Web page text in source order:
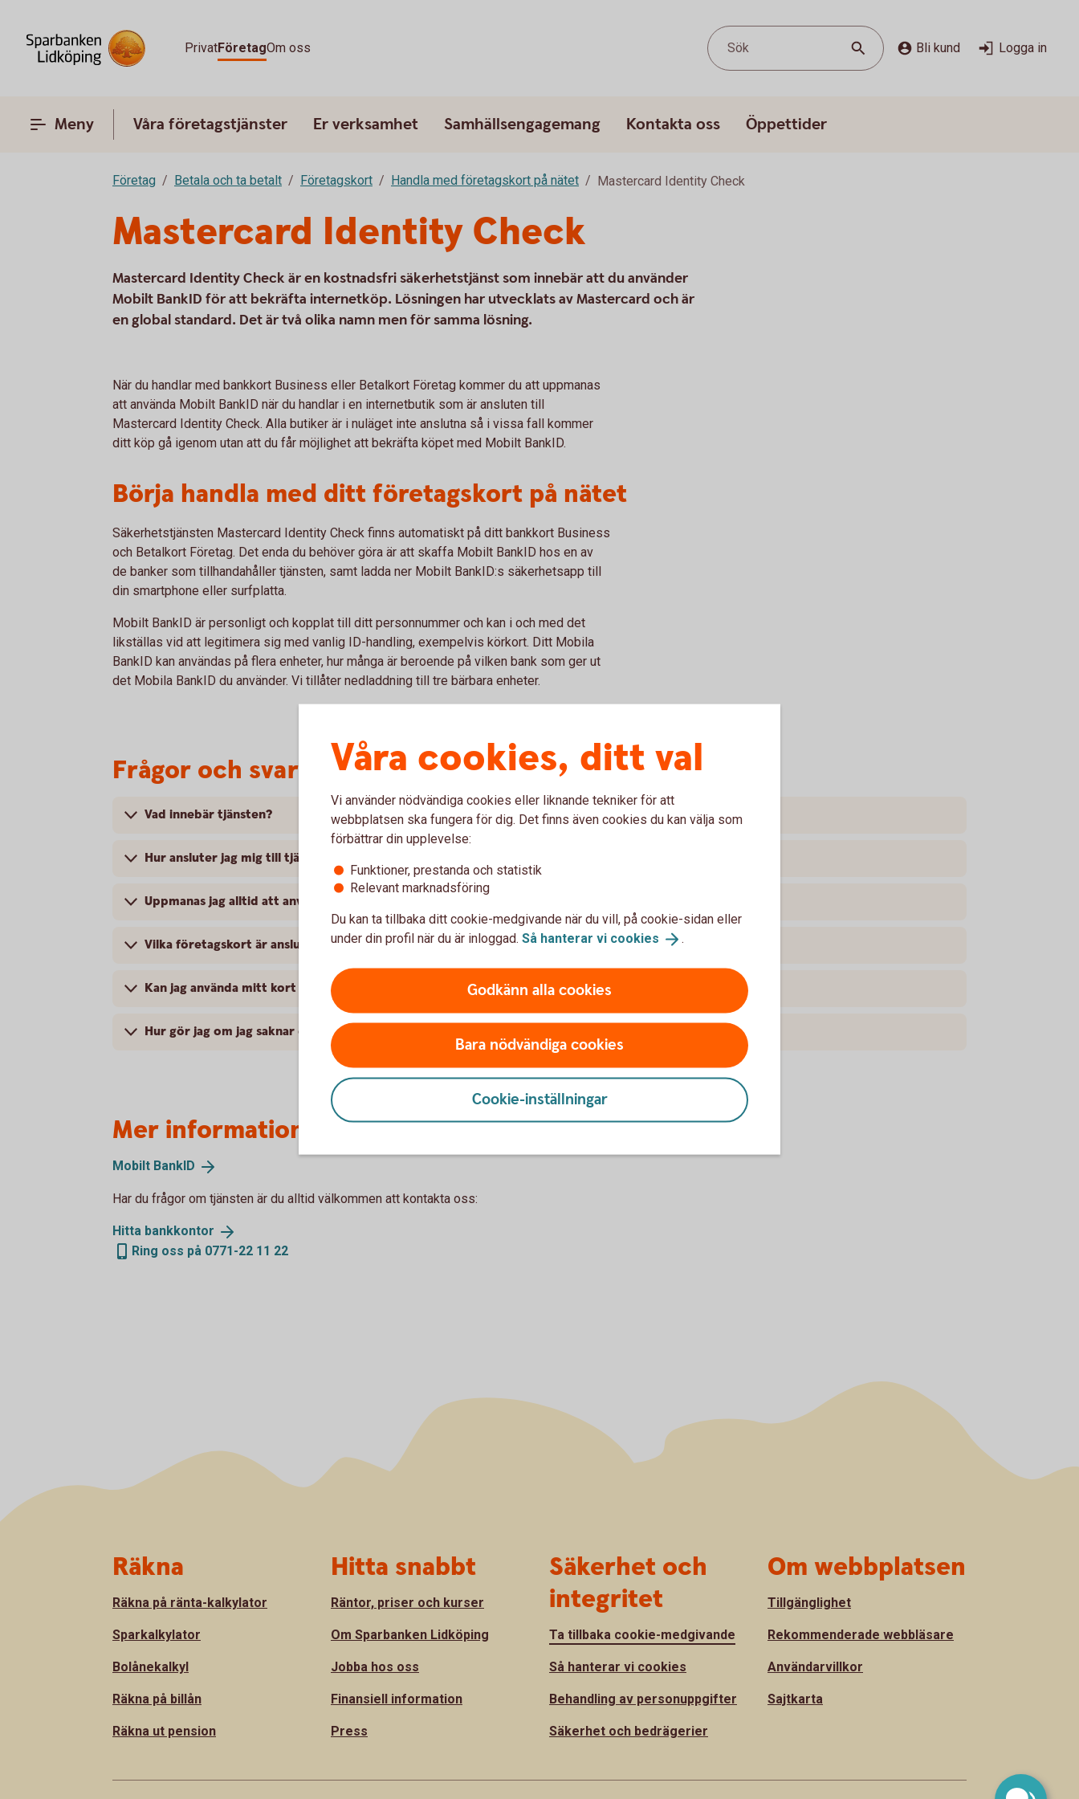
PrivatFöretagOm oss Sök Bli kund Logga in
Meny Våra företagstjänster Er verksamhet Samhällsengagemang Kontakta oss Öppettider
Företag Betala och ta betalt Företagskort Handla med företagskort på nätet Mastercard Identity Check
Mastercard Identity Check
Mastercard Identity Check är en kostnadsfri säkerhetstjänst som innebär att du använder
Mobilt BankID för att bekräfta internetköp. Lösningen har utvecklats av Mastercard och är
en global standard. Det är två olika namn men för samma lösning.
När du handlar med bankkort Business eller Betalkort Företag kommer du att uppmanas
att använda Mobilt BankID när du handlar i en internetbutik som är ansluten till
Mastercard Identity Check. Alla butiker är i nuläget inte anslutna så i vissa fall kommer
ditt köp gå igenom utan att du får möjlighet att bekräfta köpet med Mobilt BankID.
Börja handla med ditt företagskort på nätet
Säkerhetstjänsten Mastercard Identity Check finns automatiskt på ditt bankkort Business
och Betalkort Företag. Det enda du behöver göra är att skaffa Mobilt BankID hos en av
de banker som tillhandahåller tjänsten, samt ladda ner Mobilt BankID:s säkerhetsapp till
din smartphone eller surfplatta.
Mobilt BankID är personligt och kopplat till ditt personnummer och kan i och med det
likställas vid att legitimera sig med vanlig ID-handling, exempelvis körkort. Ditt Mobila
BankID kan användas på flera enheter, hur många är beroende på vilken bank som ger ut
det Mobila BankID du använder. Vi tillåter nedladdning till tre bärbara enheter.
Frågor och svar om Mastercard Identity Check
Vad innebär tjänsten?
Hur ansluter jag mig till tjänsten?
Uppmanas jag alltid att använda Mobilt BankID när jag handlar på nätet?
Vilka företagskort är ansluta till tjänsten?
Kan jag använda mitt kort i en butik som inte är ansluten till tjänsten?
Hur gör jag om jag saknar en smartphone eller surfplatta?
Mer information
Mobilt BankID
Har du frågor om tjänsten är du alltid välkommen att kontakta oss:
Hitta bankkontor
Ring oss på 0771-22 11 22
Våra cookies, ditt val
Vi använder nödvändiga cookies eller liknande tekniker för att
webbplatsen ska fungera för dig. Det finns även cookies du kan välja som
förbättrar din upplevelse:
Funktioner, prestanda och statistik
Relevant marknadsföring
Du kan ta tillbaka ditt cookie-medgivande när du vill, på cookie-sidan eller
under din profil när du är inloggad. Så hanterar vi cookies .
Godkänn alla cookies
Bara nödvändiga cookies
Cookie-inställningar
Räkna
Räkna på ränta-kalkylator
Sparkalkylator
Bolånekalkyl
Räkna på billån
Räkna ut pension
Hitta snabbt
Räntor, priser och kurser
Om Sparbanken Lidköping
Jobba hos oss
Finansiell information
Press
Säkerhet och
integritet
Ta tillbaka cookie-medgivande
Så hanterar vi cookies
Behandling av personuppgifter
Säkerhet och bedrägerier
Om webbplatsen
Tillgänglighet
Rekommenderade webbläsare
Användarvillkor
Sajtkarta